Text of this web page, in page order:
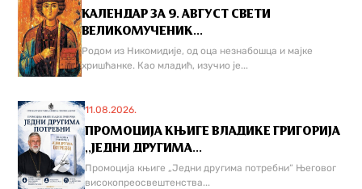
КАЛЕНДАР ЗА 9. АВГУСТ СВЕТИ
ВЕЛИКОМУЧЕНИК...
Родом из Никомидије, од оца незнабошца и мајке
хришћанке. Као младић, изучио је...
11.08.2026.
ПРОМОЦИЈА КЊИГЕ ВЛАДИКЕ ГРИГОРИЈА
,,ЈЕДНИ ДРУГИМА...
Промоција књиге „Једни другима потребни“ Његовог
високопреосвештенства...